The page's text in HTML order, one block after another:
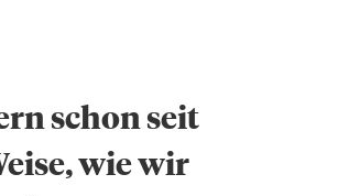
schon seit
wie wir